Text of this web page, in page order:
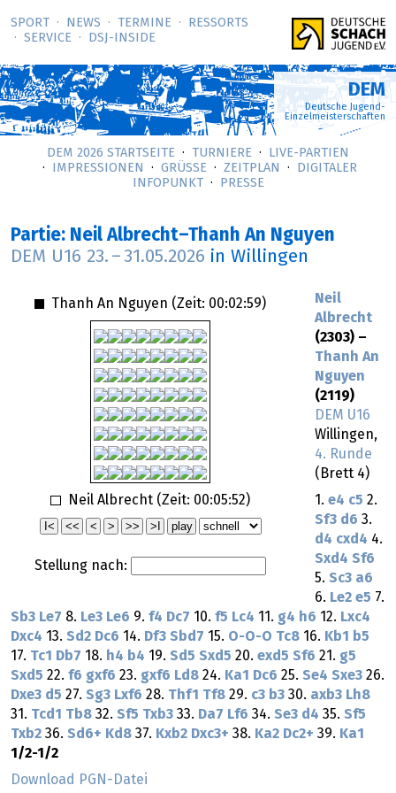
SPORT NEWS TERMINE
RESSORTS
SERVICE
DSJ-­INSIDE
DEM
Deutsche Jugend-
Einzelmeisterschaften
DEM 2026 STARTSEITE TURNIERE
LIVE-PARTIEN
IMPRESSIONEN
GRÜSSE ZEITPLAN
DIGITALER
INFOPUNKT
PRESSE
Partie: Neil Albrecht–Thanh An Nguyen
DEM U16 23. – 31.05.2026 in Willingen
Thanh An Nguyen (Zeit: 00:02:59)
Neil Albrecht (Zeit: 00:05:52)
Stellung nach:
Neil
Albrecht
(2303) –
Thanh An
Nguyen
(2119)
DEM U16
Willingen,
4. Runde
(Brett 4)
1. e4 c5 2.
Sf3 d6 3.
d4 cxd4 4.
Sxd4 Sf6
5. Sc3 a6
6. Le2 e5 7.
Sb3 Le7 8. Le3 Le6 9. f4 Dc7 10. f5 Lc4 11. g4 h6 12. Lxc4
Dxc4 13. Sd2 Dc6 14. Df3 Sbd7 15. O-O-O Tc8 16. Kb1
b5
17. Tc1 Db7 18. h4 b4 19. Sd5 Sxd5 20. exd5 Sf6 21. g5
Sxd5 22. f6 gxf6 23. gxf6 Ld8 24. Ka1 Dc6 25. Se4 Sxe3 26.
Dxe3 d5 27. Sg3 Lxf6 28. Thf1 Tf8 29. c3 b3 30. axb3 Lh8
31. Tcd1 Tb8 32. Sf5 Txb3 33. Da7 Lf6 34. Se3 d4 35. Sf5
Txb2 36. Sd6+ Kd8 37. Kxb2 Dxc3+ 38. Ka2 Dc2+ 39. Ka1
1/2-1/2
Download PGN-Datei